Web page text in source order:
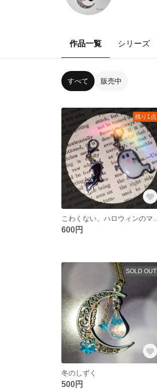
作品一覧 シリーズ
すべて 販売中
残り1点
600円
SOLD OUT
冬のしずく
500円